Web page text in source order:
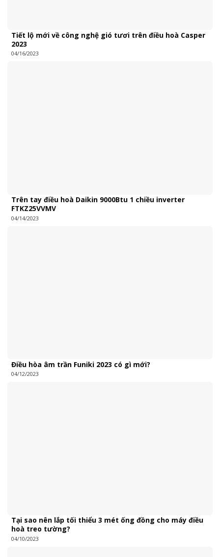
Tiết lộ mới về công nghệ gió tươi trên điều hoà Casper
2023
04/16/2023
Trên tay điều hoà Daikin 9000Btu 1 chiều inverter
FTKZ25VVMV
04/14/2023
Điều hòa âm trần Funiki 2023 có gì mới?
04/12/2023
Tại sao nên lắp tối thiểu 3 mét ống đồng cho máy điều
hoà treo tường?
04/10/2023